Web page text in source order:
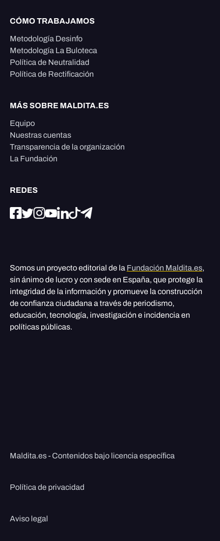
CÓMO TRABAJAMOS
Metodología Desinfo
Metodología La Buloteca
Política de Neutralidad
Política de Rectificación
MÁS SOBRE MALDITA.ES
Equipo
Nuestras cuentas
Transparencia de la organización
La Fundación
REDES
Somos un proyecto editorial de la Fundación Maldita.es,
sin ánimo de lucro y con sede en España, que protege la
integridad de la información y promueve la construcción
de confianza ciudadana a través de periodismo,
educación, tecnología, investigación e incidencia en
políticas públicas.
Maldita.es - Contenidos bajo licencia específica
Política de privacidad
Aviso legal